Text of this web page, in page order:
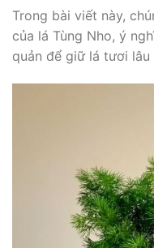
Trong bài viết này,
của lá Tùng Nho, ý
quản để giữ lá tươi lâu